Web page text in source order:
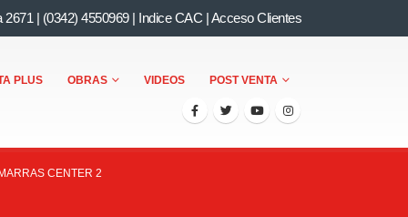
2671 | (0342) 4550969| Indice CAC |Acceso Clientes
PLUS OBRAS VIDEOS POST VENTA
CENTER 2